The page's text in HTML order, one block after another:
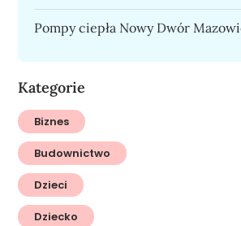
Pompy ciepła Nowy Dwór
Kategorie
Biznes
Budownictwo
Dzieci
Dziecko